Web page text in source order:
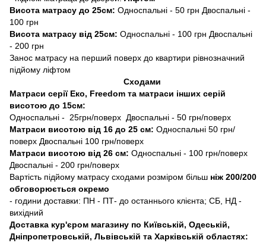
Висота матрасу до 25см: Односпальні - 50 грн Двоспальні -
100 грн
Висота матрасу від 25см: Односпальні - 100 грн Двоспальні
- 200 грн
Занос матрасу на перший поверх до квартири рівнозначний
підйому ліфтом
Сходами
Матраси серії Еко, Freedom та матраси інших серій
висотою до 15см:
Односпальні - 25грн/поверх Двоспальні - 50 грн/поверх
Матраси висотою від 16 до 25 см: Односпальні 50 грн/
поверх Двоспальні 100 грн/поверх
Матраси висотою від 26 см: Односпальні - 100 грн/поверх
Двоспальні - 200 грн/поверх
Вартість підйому матрасу сходами розміром більш ніж 200/200
обговорюється окремо
- години доставки: ПН - ПТ- до останнього клієнта; СБ, НД -
вихідний
Доставка кур'єром магазину по Київській, Одеській,
Дніпропетровській, Львівській та Харківській областях: